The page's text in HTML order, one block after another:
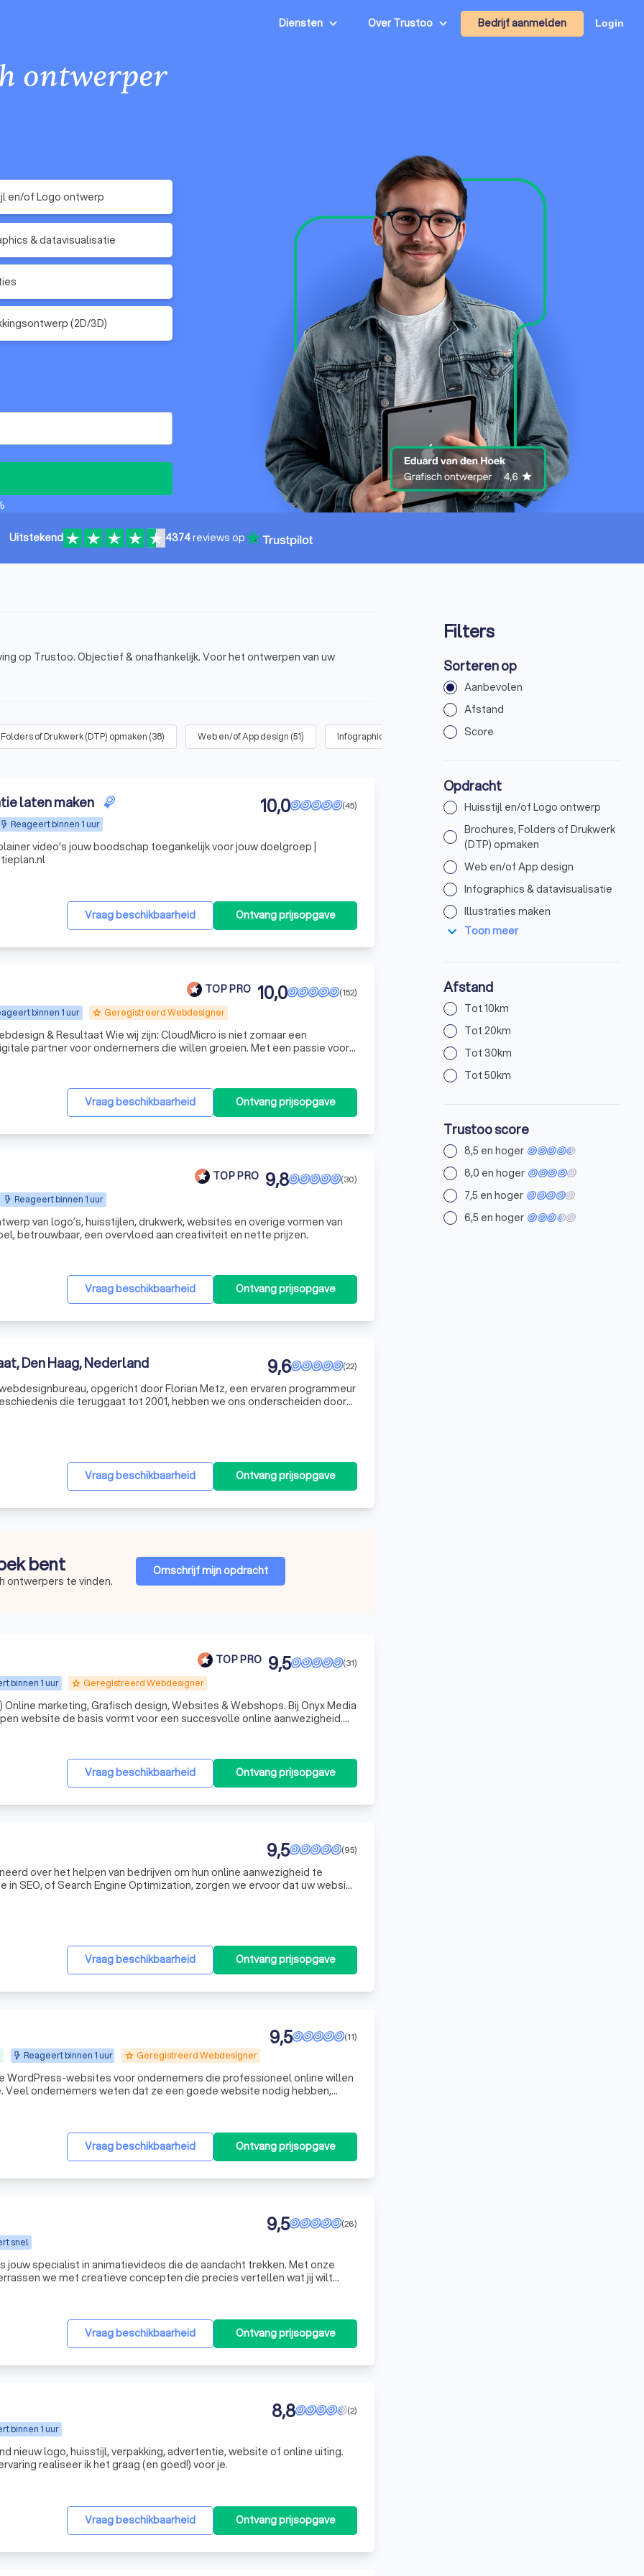
Diensten Over Trustoo Bedrijf aanmelden Login
ontwerper
en/of Logo ontwerp
& datavisualisatie
(2D/3D)
Uitstekend 4374reviews op
op Trustoo. Objectief & onafhankelijk. Voor het ontwerpen van uw
of Drukwerk (DTP) opmaken (38) Web en/of App design (51) Infographics & datavisualisatie (19)
laten maken
Reageert binnen 1 uur
(45)
10,0
video's jouw boodschap toegankelijk voor jouw doelgroep |
Vraag beschikbaarheid Ontvang prijsopgave
TOP PRO
binnen 1 uur grade Geregistreerd Webdesigner
(152)
10,0
zijn: CloudMicro is niet zomaar een
partner voor ondernemers die willen groeien. Met een passie voor
conversie creëren wij professionele websites en webshops die doen
Vraag beschikbaarheid
Ontvang prijsopgave
TOP PRO
Reageert binnen 1 uur
(30)
9,8
van logo’s, huisstijlen, drukwerk, websites en overige vormen van
betrouwbaar, een overvloed aan creativiteit en nette prijzen.
Vraag beschikbaarheid Ontvang prijsopgave
Den Haag, Nederland (22)
9,6
opgericht door Florian Metz, een ervaren programmeur
die teruggaat tot 2001, hebben we ons onderscheiden door
Vraag beschikbaarheid Ontvang prijsopgave
bent
ontwerpers te vinden.
Omschrijf mijn opdracht
TOP PRO
binnen 1 uur grade Geregistreerd Webdesigner
(31)
9,5
marketing, Grafisch design, Websites & Webshops. Bij Onyx Media
website de basis vormt voor een succesvolle online aanwezigheid.
bureau vereenvoudig ik de stap naar digitalisering van jouw bedri
Vraag beschikbaarheid Ontvang prijsopgave
(95)
9,5
over het helpen van bedrijven om hun online aanwezigheid te
SEO, of Search Engine Optimization, zorgen we ervoor dat uw website
Vraag beschikbaarheid Ontvang prijsopgave
Reageert binnen 1 uur grade Geregistreerd Webdesigner
(11)
9,5
WordPress-websites voor ondernemers die professioneel online willen
hosting, domeinnaam, e-mail, WordPress, onderhoud, beveiliging en
Vraag beschikbaarheid Ontvang prijsopgave
snel
(26)
9,5
jouw specialist in animatievideos die de aandacht trekken. Met onze
we met creatieve concepten die precies vertellen wat jij wilt
klein team van ervaren experts vanuit Eindhoven, voor
Vraag beschikbaarheid Ontvang prijsopgave
binnen 1 uur
(2)
8,8
nieuw logo, huisstijl, verpakking, advertentie, website of online uiting.
realiseer ik het graag (en goed!) voor je.
Vraag beschikbaarheid Ontvang prijsopgave
Filters
Sorteren op
Aanbevolen
Afstand
Score
Opdracht
Huisstijl en/of Logo ontwerp
Brochures, Folders of Drukwerk
(DTP) opmaken
Web en/of App design
Infographics & datavisualisatie
Illustraties maken
expand_more Toon meer
Afstand
Tot 10km
Tot 20km
Tot 30km
Tot 50km
Trustoo score
8,5 en hoger
8,0 en hoger
7,5 en hoger
6,5 en hoger